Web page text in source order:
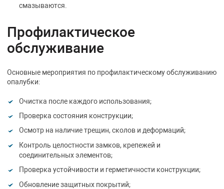
смазываются.
Профилактическое
обслуживание
Основные мероприятия по профилактическому обслуживанию
опалубки:
Очистка после каждого использования;
Проверка состояния конструкции;
Осмотр на наличие трещин, сколов и деформаций;
Контроль целостности замков, крепежей и
соединительных элементов;
Проверка устойчивости и герметичности конструкции;
Обновление защитных покрытий;